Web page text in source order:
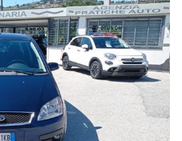
COMPLESSO DAL
ALLE 13:00 E DALLE
DALLE 9:00 ALLE 13:00